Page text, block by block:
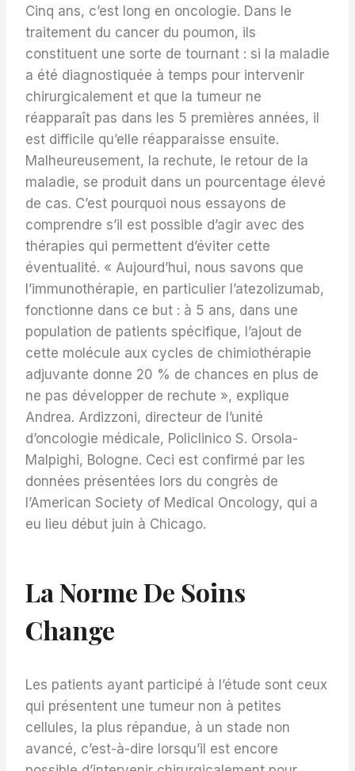
Cinq ans, c’est long en oncologie. Dans le
traitement du cancer du poumon, ils
constituent une sorte de tournant : si la maladie
a été diagnostiquée à temps pour intervenir
chirurgicalement et que la tumeur ne
réapparaît pas dans les 5 premières années, il
est difficile qu’elle réapparaisse ensuite.
Malheureusement, la rechute, le retour de la
maladie, se produit dans un pourcentage élevé
de cas. C’est pourquoi nous essayons de
comprendre s’il est possible d’agir avec des
thérapies qui permettent d’éviter cette
éventualité. « Aujourd’hui, nous savons que
l’immunothérapie, en particulier l’atezolizumab,
fonctionne dans ce but : à 5 ans, dans une
population de patients spécifique, l’ajout de
cette molécule aux cycles de chimiothérapie
adjuvante donne 20 % de chances en plus de
ne pas développer de rechute », explique
Andrea. Ardizzoni, directeur de l’unité
d’oncologie médicale, Policlinico S. Orsola-
Malpighi, Bologne. Ceci est confirmé par les
données présentées lors du congrès de
l’American Society of Medical Oncology, qui a
eu lieu début juin à Chicago.
La Norme De Soins
Change
Les patients ayant participé à l’étude sont ceux
qui présentent une tumeur non à petites
cellules, la plus répandue, à un stade non
avancé, c’est-à-dire lorsqu’il est encore